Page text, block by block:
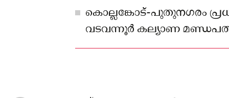
കൊല്ലങ്കോട്-പുതുനഗരം
വടവന്നൂർ കല്യാണ
വഴിയോര വില്പനകേന്ദ്രം
നഷ്ടപ്പെട്ടത്.